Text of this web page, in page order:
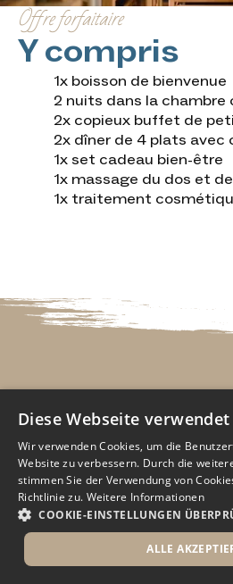
Offre forfaitaire
Y compris
1x boisson de bienvenue
2 nuits dans la chambre
2x copieux buffet de
2x dîner de 4 plats avec
1x set cadeau bien-être
1x massage du dos et
1x traitement
Par nuit pour deux nuitées
Prix
Chambre double
maison panoramique
à partir de 529,00 CHF
Diese Webseite verwendet
Wir verwenden Cookies, um die
Website zu verbessern. Durch die
stimmen Sie der Verwendung von
Richtlinie zu. Weitere Informationen
COOKIE-EINSTELLUNGEN
ALLE